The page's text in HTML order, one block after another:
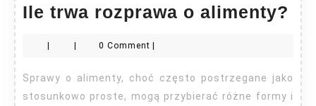
Ile trwa rozprawa o alimenty? Ile
o
| | 0 Comment |
Sprawy o alimenty, choć często postrzegane jako
stosunkowo proste, mogą przybierać różne formy i